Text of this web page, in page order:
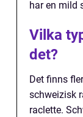
har en mild
Vilka
det?
Det finns
schweizisk
raclette.